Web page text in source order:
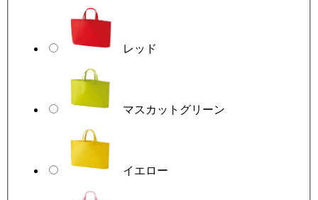
レッド
マスカットグリーン
イエロー